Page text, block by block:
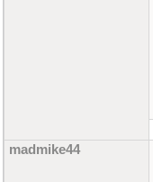
madmike44